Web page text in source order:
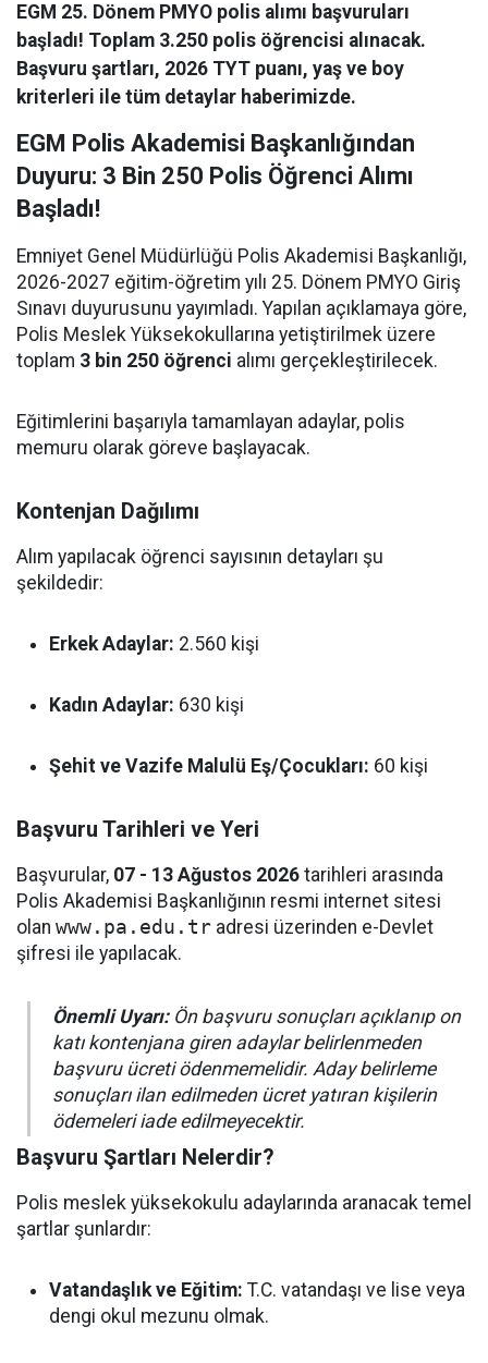
EGM 25. Dönem PMYO polis alımı başvuruları
başladı! Toplam 3.250 polis öğrencisi alınacak.
Başvuru şartları, 2026 TYT puanı, yaş ve boy
kriterleri ile tüm detaylar haberimizde.
EGM Polis Akademisi Başkanlığından
Duyuru: 3 Bin 250 Polis Öğrenci Alımı
Başladı!
Emniyet Genel Müdürlüğü Polis Akademisi Başkanlığı,
2026-2027 eğitim-öğretim yılı 25. Dönem PMYO Giriş
Sınavı duyurusunu yayımladı. Yapılan açıklamaya göre,
Polis Meslek Yüksekokullarına yetiştirilmek üzere
toplam 3 bin 250 öğrenci alımı gerçekleştirilecek.
Eğitimlerini başarıyla tamamlayan adaylar, polis
memuru olarak göreve başlayacak.
Kontenjan Dağılımı
Alım yapılacak öğrenci sayısının detayları şu
şekildedir:
Erkek Adaylar: 2.560 kişi
Kadın Adaylar: 630 kişi
Şehit ve Vazife Malulü Eş/Çocukları: 60 kişi
Başvuru Tarihleri ve Yeri
Başvurular, 07 - 13 Ağustos 2026 tarihleri arasında
Polis Akademisi Başkanlığının resmi internet sitesi
olan www.pa.edu.tr adresi üzerinden e-Devlet
şifresi ile yapılacak.
Önemli Uyarı:Ön başvuru sonuçları açıklanıp on
katı kontenjana giren adaylar belirlenmeden
başvuru ücreti ödenmemelidir. Aday belirleme
sonuçları ilan edilmeden ücret yatıran kişilerin
ödemeleri iade edilmeyecektir.
Başvuru Şartları Nelerdir?
Polis meslek yüksekokulu adaylarında aranacak temel
şartlar şunlardır:
Vatandaşlık ve Eğitim: T.C. vatandaşı ve lise veya
dengi okul mezunu olmak.